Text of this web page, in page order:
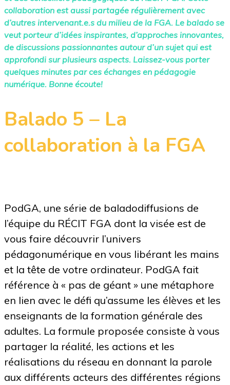
collaboration est aussi partagée régulièrement avec
d’autres intervenant.e.s du milieu de la FGA. Le balado se
veut porteur d’idées inspirantes, d’approches innovantes,
de discussions passionnantes autour d’un sujet qui est
approfondi sur plusieurs aspects. Laissez-vous porter
quelques minutes par ces échanges en pédagogie
numérique. Bonne écoute!
Balado 5 – La
collaboration à la FGA
PodGA, une série de baladodiffusions de
l’équipe du RÉCIT FGA dont la visée est de
vous faire découvrir l’univers
pédagonumérique en vous libérant les mains
et la tête de votre ordinateur. PodGA fait
référence à « pas de géant » une métaphore
en lien avec le défi qu’assume les élèves et les
enseignants de la formation générale des
adultes. La formule proposée consiste à vous
partager la réalité, les actions et les
réalisations du réseau en donnant la parole
aux différents acteurs des différentes régions